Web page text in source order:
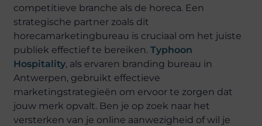
competitieve branche als de horeca. Een
strategische partner zoals dit
horecamarketingbureau is cruciaal om het juiste
publiek effectief te bereiken.Typhoon
Hospitality, als ervaren branding bureau in
Antwerpen, gebruikt effectieve
marketingstrategieën om ervoor te zorgen dat
jouw merk opvalt. Ben je op zoek naar het
versterken van je online aanwezigheid of wil je